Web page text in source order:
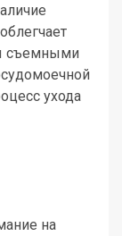
съемными
ухода
на